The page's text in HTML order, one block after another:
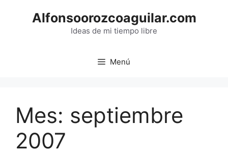
Alfonsoorozcoaguilar.com
Ideas de mi tiempo libre
Menú
Mes: septiembre
2007